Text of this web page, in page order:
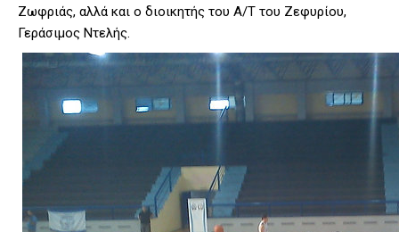
Ζωφριάς, αλλά και ο διοικητής του Α/Τ του Ζεφυρίου,
Γεράσιμος Ντελής.